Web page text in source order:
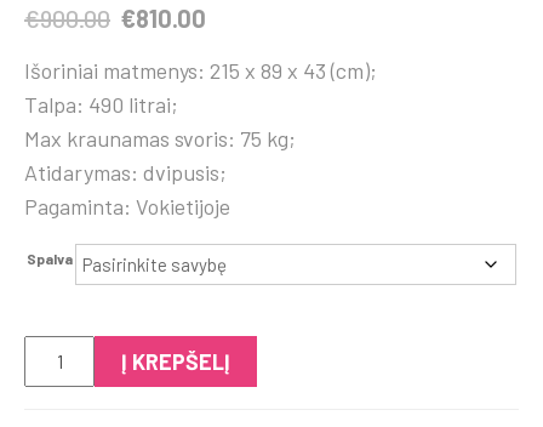
€900.00 Original
was:
€900.00.
€810.00
is:
Išoriniai matmenys: 215 x 89 x 43 (cm);
Talpa: 490 litrai;
Max kraunamas svoris: 75 kg;
Atidarymas: dvipusis;
Pagaminta: Vokietijoje
Spalva
kiekis:
Į KREPŠELĮ